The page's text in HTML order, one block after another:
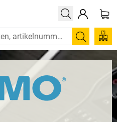
Zoeken